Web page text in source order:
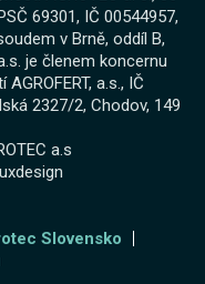
69301, IČ 00544957,
v Brně, oddíl B,
je členem koncernu
a.s., IČ
2327/2, Chodov, 149
a.s
Slovensko